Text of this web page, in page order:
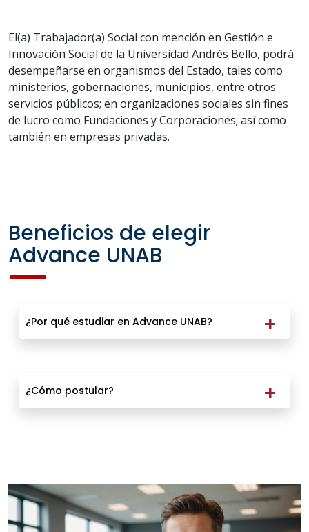
El(a) Trabajador(a) Social con mención en Gestión e
Innovación Social de la Universidad Andrés Bello, podrá
desempeñarse en organismos del Estado, tales como
ministerios, gobernaciones, municipios, entre otros
servicios públicos; en organizaciones sociales sin fines
de lucro como Fundaciones y Corporaciones; así como
también en empresas privadas.
Beneficios de elegir
Advance UNAB
¿Por qué estudiar en Advance UNAB?
¿Cómo postular?